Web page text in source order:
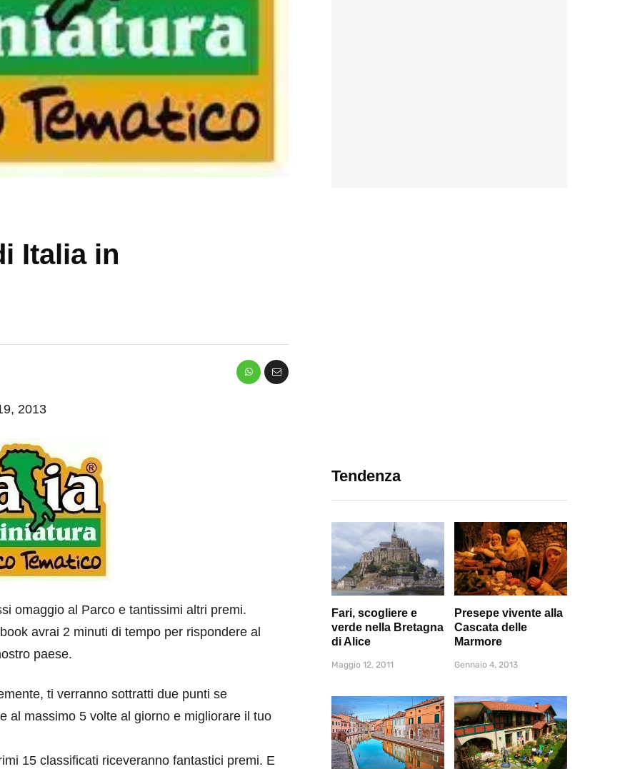
Italia in
2013
omaggio al Parco e tantissimi altri premi.
avrai 2 minuti di tempo per rispondere al
paese.
ti verranno sottratti due punti se
al massimo 5 volte al giorno e migliorare il tuo
15 classificati riceveranno fantastici premi. E
Tendenza
Fari, scogliere e
verde nella Bretagna
di Alice
Maggio 12, 2011
Presepe vivente alla
Cascata delle
Marmore
Gennaio 4, 2013